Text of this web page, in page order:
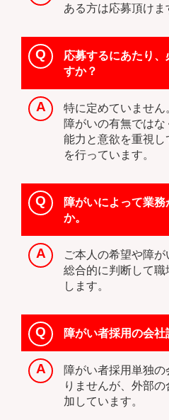
ある方は応募頂けま
応募するにあたり
すか？
特に定めていません
障がいの有無では
能力と意欲を重視
を行っています。
障がいによって業
か。
ご本人の希望や障
総合的に判断して
します。
障がい者採用の会
障がい者採用単独
りませんが、外部
加しています。